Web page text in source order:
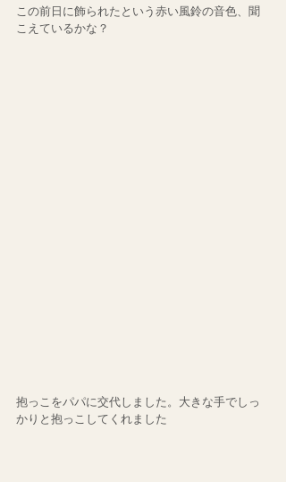
この前日に飾られたという赤い風鈴の音色、聞
こえているかな？
抱っこをパパに交代しました。大きな手でしっ
かりと抱っこしてくれました